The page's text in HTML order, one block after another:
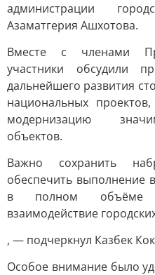
администрации
Азаматгерия Ашхотова.
Вместе с членами
участники обсудили
дальнейшего развития
национальных
модернизацию
объектов.
Важно сохранить
обеспечить выполнение
в полном объёме и
взаимодействие
, — подчеркнул Казбек
Особое внимание было